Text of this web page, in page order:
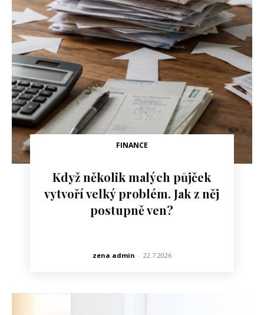
FINANCE
Když několik malých půjček
vytvoří velký problém. Jak z něj
postupně ven?
zena admin - 22.7.2026